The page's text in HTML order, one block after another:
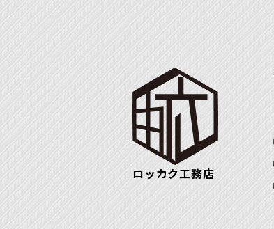
ロッカク工務店